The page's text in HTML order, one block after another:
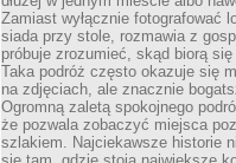
Zamiast wyłącznie fotografować
siada przy stole, rozmawia z
próbuje zrozumieć, skąd biorą
Taka podróż często okazuje się
na zdjęciach, ale znacznie
Ogromną zaletą spokojnego
że pozwala zobaczyć miejsca
szlakiem. Najciekawsze historie